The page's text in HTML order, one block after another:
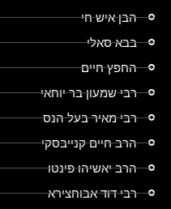
הבן איש חי
בבא סאלי
החפץ חיים
רבי שמעון בר יוחאי
רבי מאיר בעל הנס
הרב חיים קנייבסקי
הרב יאשיהו פינטו
רבי דוד אבוחצירא